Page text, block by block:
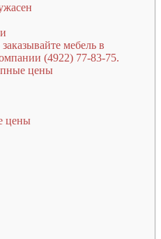
мебель в
(4922) 77-83-75.
цены
цены